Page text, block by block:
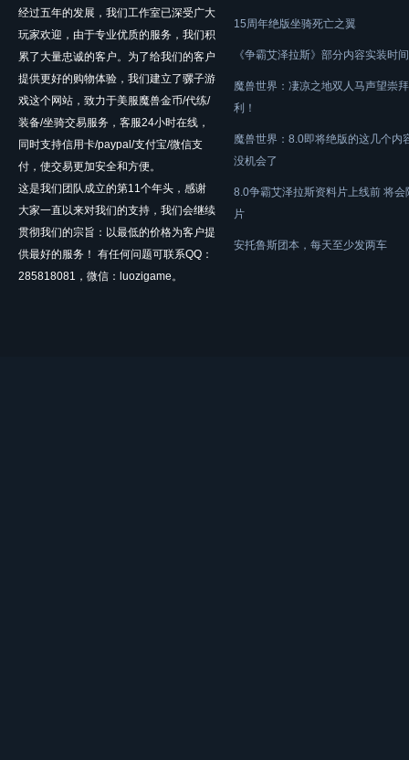
经过五年的发展，我们工作室已深受广大
玩家欢迎，由于专业优质的服务，我们积
累了大量忠诚的客户。为了给我们的客户
提供更好的购物体验，我们建立了骡子游
戏这个网站，致力于美服魔兽金币/代练/
装备/坐骑交易服务，客服24小时在线，
同时支持信用卡/paypal/支付宝/微信支
付，使交易更加安全和方便。
这是我们团队成立的第11个年头，感谢
大家一直以来对我们的支持，我们会继续
贯彻我们的宗旨：以最低的价格为客户提
供最好的服务！ 有任何问题可联系QQ：
285818081，微信：luozigame。
15周年绝版坐骑死亡之翼
《争霸艾泽拉斯》部分内容实装时
魔兽世界：凄凉之地双人马声望崇
利！
魔兽世界：8.0即将绝版的这几个内
没机会了
8.0争霸艾泽拉斯资料片上线前 将会
片
安托鲁斯团本，每天至少发两车